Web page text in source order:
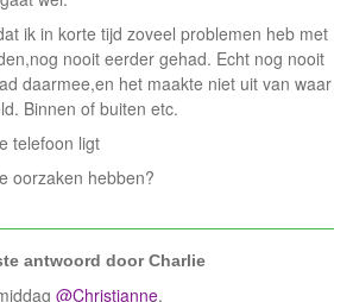
ik in korte tijd zoveel problemen heb met
nooit eerder gehad. Echt nog nooit
daarmee,en het maakte niet uit van waar
Binnen of buiten etc.
telefoon ligt
oorzaken hebben?
antwoord doorCharlie
@Christianne,